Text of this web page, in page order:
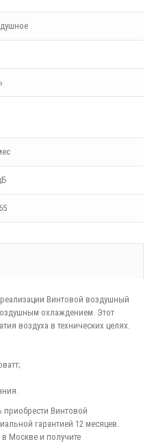
Винтовой воздушный
охлаждением. Этот
воздуха в технических целях.
приобрести Винтовой
гарантией 12 месяцев.
Москве и получите